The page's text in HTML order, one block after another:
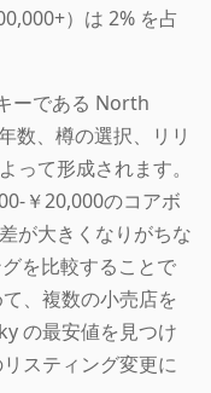
）は 2% を占
ーである North
数、樽の選択、リリ
って形成されます。
￥20,000のコアボ
が大きくなりがちな
を比較することで
、複数の小売店を
の最安値を見つけ
スティング変更に